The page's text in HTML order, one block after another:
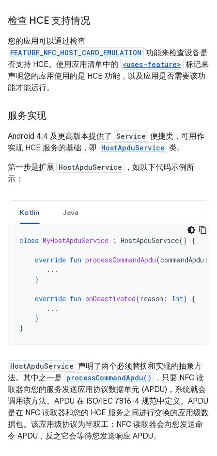
检查 HCE 支持情况
您的应用可以通过检查
FEATURE_NFC_HOST_CARD_EMULATION 功能来检查设备是
否支持 HCE。使用应用清单中的 <uses-feature> 标记来
声明您的应用使用的是 HCE 功能，以及应用是否需要该功
能才能运行。
服务实现
Android 4.4 及更高版本提供了 Service 便捷类，可用作
实现 HCE 服务的基础，即
HostApduService 类。
第一步是扩展 HostApduService
，如以下代码示例所
示：
Kotlin Java
class MyHostApduService : HostApduService() {
override fun processCommandApdu(commandApdu :
...
}
override fun onDeactivated(reason : Int)
{
...
}
}
HostApduService 声明了两个必须替换和实现的抽象方
法。其中之一是 processCommandApdu()
，只要 NFC 读
取器向您的服务发送应用协议数据单元 (APDU)，系统就会
调用该方法。APDU 在 ISO/IEC 7816-4 规范中定义。APDU
是在 NFC 读取器和您的 HCE 服务之间进行交换的应用级数
据包。该应用级协议为半双工：NFC 读取器会向您发送命
令 APDU，反之它会等待您发送响应 APDU。